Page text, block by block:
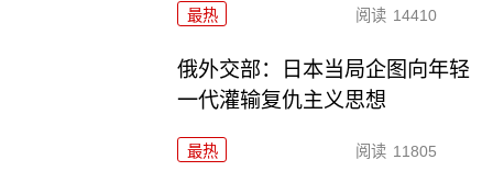
最热 阅读 14410
俄外交部：日本当局企图向年轻
一代灌输复仇主义思想
最热 阅读 11805